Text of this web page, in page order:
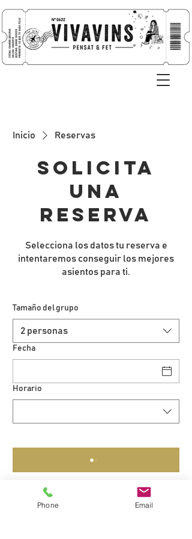
Inicio Reservas
Solicita
una
reserva
Selecciona los datos tu reserva e
intentaremos conseguir los mejores
asientos para ti.
Tamaño del grupo
2 personas
Fecha
Horario
Phone Email